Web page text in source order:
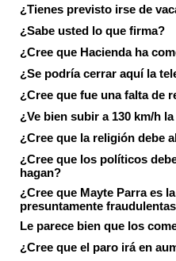
¿Tienes previsto irse de
¿Sabe usted lo que firma?
¿Cree que Hacienda ha
¿Se podría cerrar aquí la
¿Cree que fue una falta de
¿Ve bien subir a 130 km/h
¿Cree que la religión debe
¿Cree que los políticos
hagan?
¿Cree que Mayte Parra es
presuntamente
Le parece bien que los
¿Cree que el paro irá en